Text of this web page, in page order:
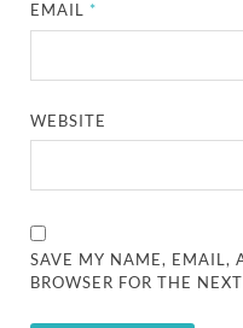
EMAIL*
WEBSITE
SAVE MY NAME, EMAIL,
BROWSER FOR THE